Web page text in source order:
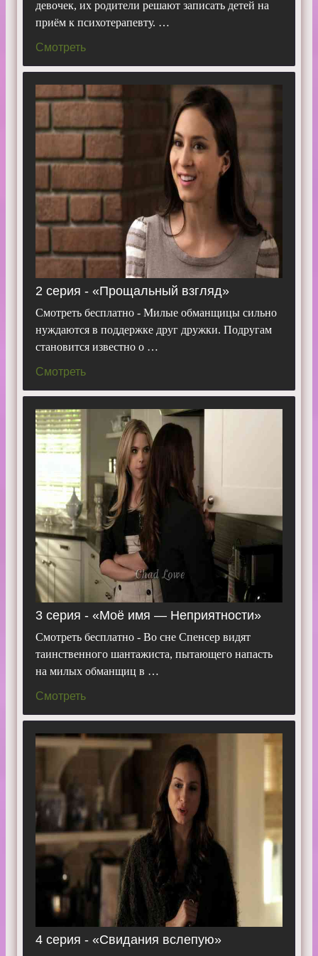
девочек, их родители решают записать детей на
приём к психотерапевту. …
Смотреть
2 серия - «Прощальный взгляд»
Смотреть бесплатно - Милые обманщицы сильно
нуждаются в поддержке друг дружки. Подругам
становится известно о …
Смотреть
3 серия - «Моё имя — Неприятности»
Смотреть бесплатно - Во сне Спенсер видят
таинственного шантажиста, пытающего напасть
на милых обманщиц в …
Смотреть
4 серия - «Свидания вслепую»